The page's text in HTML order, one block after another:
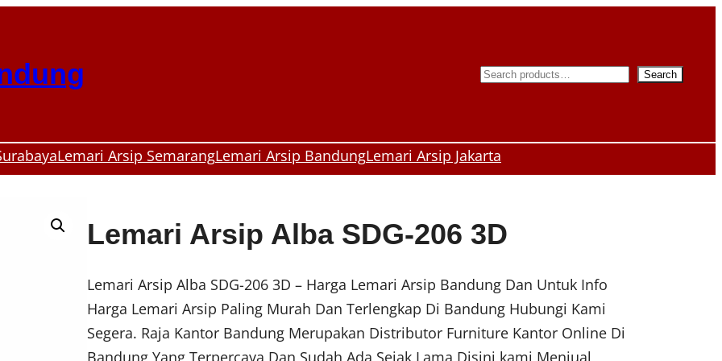
S
r
c
Search
Lemari Arsip SemarangLemari Arsip BandungLemari Arsip Jakarta
Lemari Arsip Alba SDG-206 3D
Lemari Arsip Alba SDG-206 3D – Harga Lemari Arsip Bandung Dan Untuk Info
Harga Lemari Arsip Paling Murah Dan Terlengkap Di Bandung Hubungi Kami
Segera. Raja Kantor Bandung Merupakan Distributor Furniture Kantor Online Di